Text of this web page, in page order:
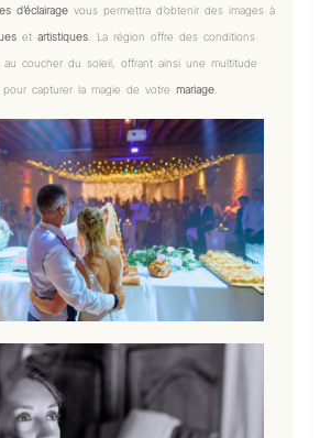
d’éclairagevous permettra d’obtenir des images à
et artistiques. La région offre des conditions
au coucher du soleil, offrant ainsi une multitude
pour capturer la magie de votre mariage.